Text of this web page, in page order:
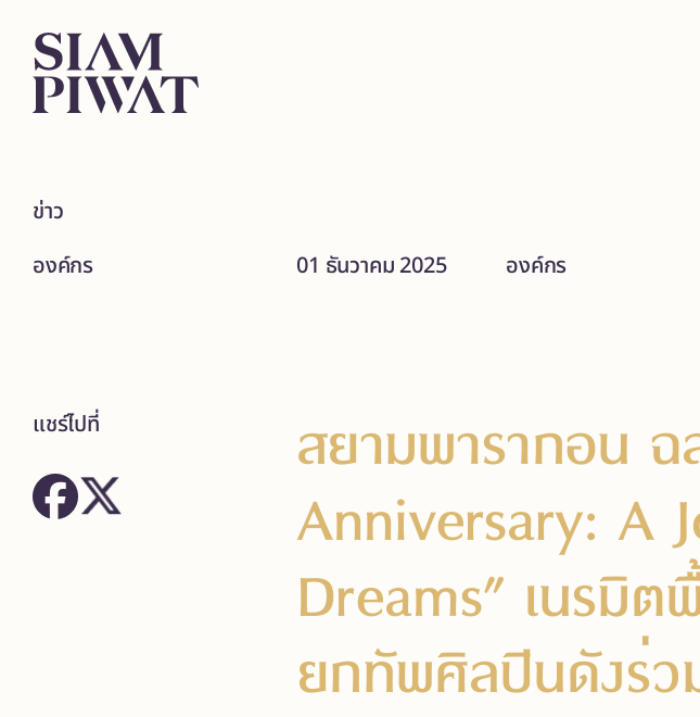
ข่าว
องค์กร
แชร์ไปที่
01 ธันวาคม 2025 องค์กร
สยามพารากอน
Anniversary: A
Dreams” เนรมิต
ยกทัพศิลปินดังร่ว